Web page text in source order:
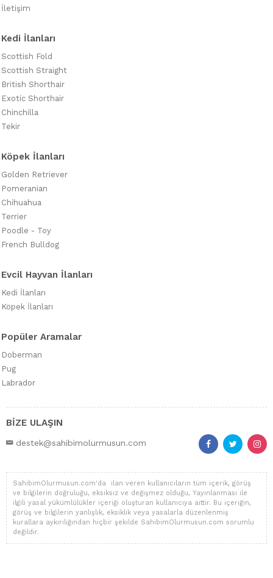
İletişim
Kedi İlanları
Scottish Fold
Scottish Straight
British Shorthair
Exotic Shorthair
Chinchilla
Tekir
Köpek İlanları
Golden Retriever
Pomeranian
Chihuahua
Terrier
Poodle - Toy
French Bulldog
Evcil Hayvan İlanları
Kedi İlanları
Köpek İlanları
Popüler Aramalar
Doberman
Pug
Labrador
BİZE ULAŞIN
destek@sahibimolurmusun.com
SahibimOlurmusun.com'da ilan veren kullanıcıların tüm içerik, görüş
ve bilgilerin doğruluğu, eksiksiz ve değişmez olduğu, Yayınlanması ile
ilgili yasal yükümlülükler içeriği oluşturan kullanıcıya aittir. Bu içeriğin,
görüş ve bilgilerin yanlışlık, eksiklik veya yasalarla düzenlenmiş
kurallara aykırılığından hiçbir şekilde SahibimOlurmusun.com sorumlu
değildir.